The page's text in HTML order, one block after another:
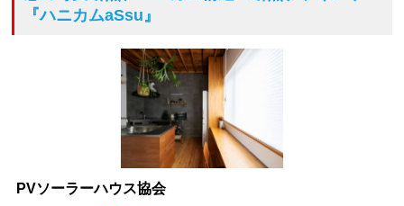
『ハニカムaSsu』
PVソーラーハウス協会